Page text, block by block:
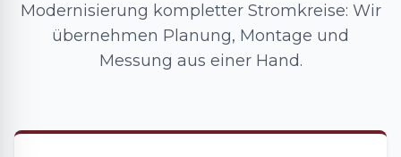
Modernisierung kompletter Stromkreise: Wir
übernehmen Planung, Montage und
Messung aus einer Hand.